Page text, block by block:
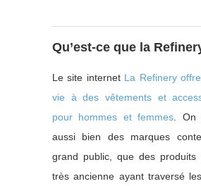
Qu’est-ce que la
Le site internet La Refinery
vie à des vêtements et
pour hommes et femmes .
aussi bien des marques
grand public, que des produits
très ancienne ayant traversé